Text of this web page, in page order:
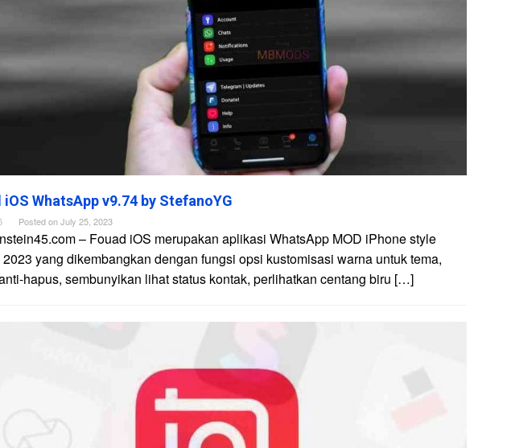
iOS WhatsApp v9.74 by StefanoYG
Posted onJuly 25, 2023
– Fouad iOS merupakan aplikasi WhatsApp MOD iPhone style
yang dikembangkan dengan fungsi opsi kustomisasi warna untuk tema,
hapus, sembunyikan lihat status kontak, perlihatkan centang biru […]